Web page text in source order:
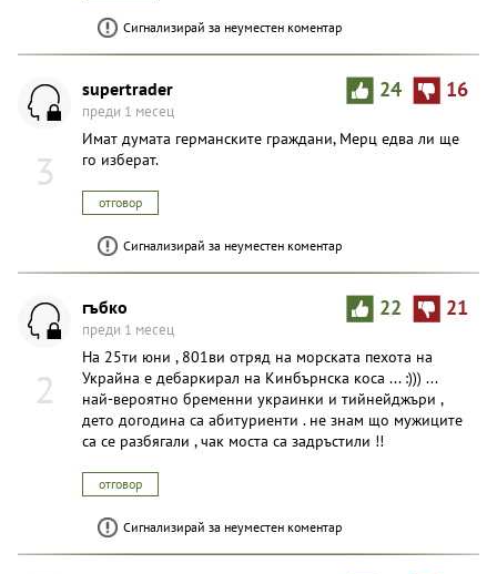
Сигнализирай за неуместен коментар
3
24 16
supertrader
преди 1 месец
Имат думата германските граждани, Мерц едва ли ще
го изберат.
отговор
Сигнализирай за неуместен коментар
2
22 21
гъбко
преди 1 месец
На 25ти юни , 801ви отряд на морската пехота на
Украйна е дебаркирал на Кинбърнска коса ... :))) ...
най-вероятно бременни украинки и тийнейджъри ,
дето догодина са абитуриенти . не знам що мужиците
са се разбягали , чак моста са задръстили !!
отговор
Сигнализирай за неуместен коментар